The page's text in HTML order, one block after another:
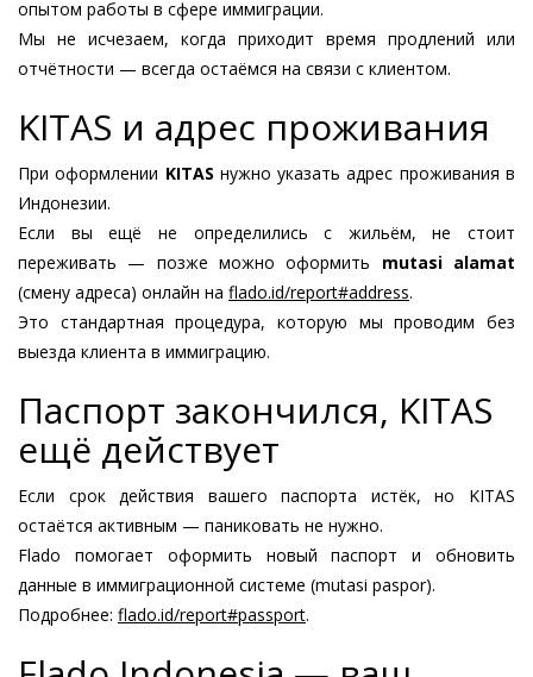
опытом работы в сфере иммиграции.
Мы не исчезаем, когда приходит время продлений или
отчётности — всегда остаёмся на связи с клиентом.
KITAS и адрес проживания
При оформлении KITAS нужно указать адрес проживания в
Индонезии.
Если вы ещё не определились с жильём, не стоит
переживать — позже можно оформить mutasi alamat
(смену адреса) онлайн на flado.id/report#address.
Это стандартная процедура, которую мы проводим без
выезда клиента в иммиграцию.
Паспорт закончился, KITAS
ещё действует
Если срок действия вашего паспорта истёк, но KITAS
остаётся активным — паниковать не нужно.
Flado помогает оформить новый паспорт и обновить
данные в иммиграционной системе (mutasi paspor).
Подробнее: flado.id/report#passport.